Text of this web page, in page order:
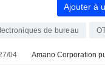
Ajouter à
de bureau
04